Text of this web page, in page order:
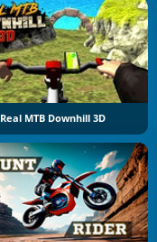
Real MTB Downhill 3D